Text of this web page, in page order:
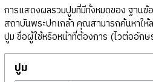
การแสดงผลรวมปูมที่มีทั้งหมดของ ฐานข้
สถาบันพระปกเกล้า คุณสามารถค้นหาให้
ปูม ชื่อผู้ใช้หรือหน้าที่ต้องการ (ไวต่ออักษ
ปูม